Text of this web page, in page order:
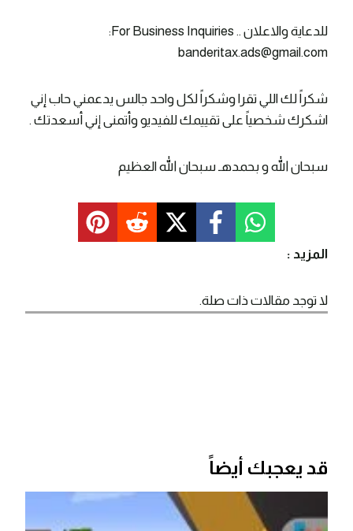
للدعاية والاعلان .. For Business Inquiries:
banderitax.ads@gmail.com
شكراً لك اللي تقرا وشكراً لكل واحد جالس يدعمني حاب إني
اشكرك شخصياً على تقييمك للفيديو وأتمنى إني أسعدتك .
سبحان الله و بحمدهـ سبحان الله العظيم
المزيد :
لا توجد مقالات ذات صلة.
قد يعجبك أيضاً